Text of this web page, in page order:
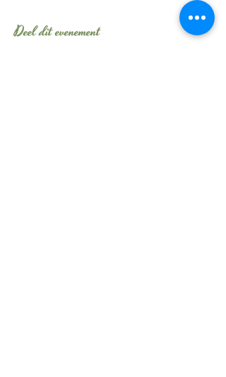
Deel dit evenement